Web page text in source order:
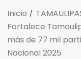
Inicio
Fortalece
más de 77 mil
Nacional 2025